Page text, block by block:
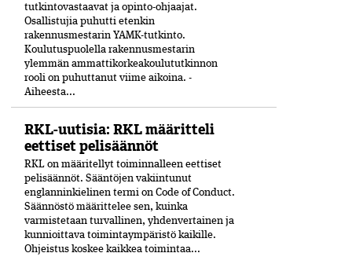
tutkintovastaavat ja opinto-ohjaajat.
Osallistujia puhutti etenkin
rakennusmestarin YAMK-tutkinto.
Koulutuspuolella rakennusmestarin
ylemmän ammattikorkeakoulututkinnon
rooli on puhuttanut viime ­aikoina. ­
Aiheesta...
RKL-uutisia: RKL määritteli
eettiset pelisäännöt
RKL on määritellyt toiminnalleen eettiset
peli­säännöt. Sääntöjen vakiintunut
englanninkielinen termi on Code of Conduct.
Säännöstö määrittelee sen, kuinka
varmistetaan turvallinen, yhdenvertainen ja
kun­nioittava toimintaympäristö kaikille.
Ohjeistus koskee kaikkea toimintaa...